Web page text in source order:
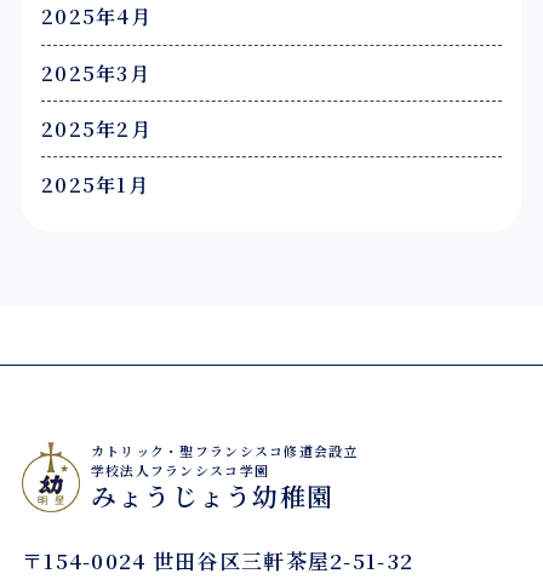
2025年4月
2025年3月
2025年2月
2025年1月
カトリック・聖フランシスコ修道会設立
学校法人フランシスコ学園
みょうじょう幼稚園
〒154-0024 世田谷区三軒茶屋2-51-32